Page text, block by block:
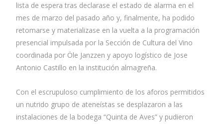
lista de espera tras declarase el estado de alarma en el
mes de marzo del pasado año y, finalmente, ha podido
retomarse y materializase en la vuelta a la programación
presencial impulsada por la Sección de Cultura del Vino
coordinada por Öle Janzzen y apoyo logístico de Jose
Antonio Castillo en la institución almagreña.
Con el escrupuloso cumplimiento de los aforos permitidos
un nutrido grupo de ateneístas se desplazaron a las
instalaciones de la bodega “Quinta de Aves” y pudieron